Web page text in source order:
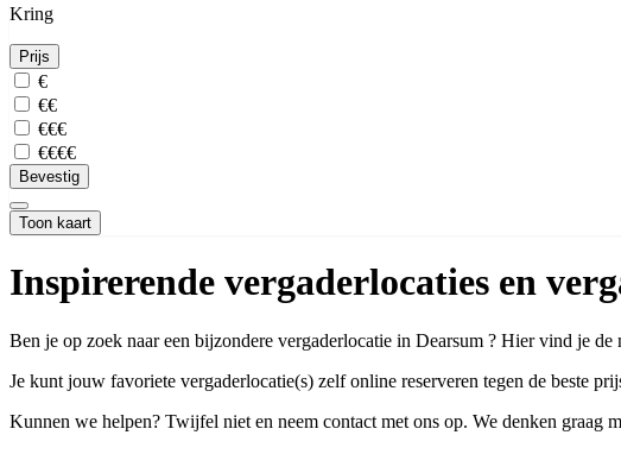
Kring
Prijs
€
€€
€€€
€€€€
Bevestig
Toon kaart
Inspirerende vergaderlocaties en
Ben je op zoek naar een bijzondere vergaderlocatie in Dearsum ? Hier vind je de
Je kunt jouw favoriete vergaderlocatie(s) zelf online reserveren tegen de beste
Kunnen we helpen? Twijfel niet en neem contact met ons op. We denken graag